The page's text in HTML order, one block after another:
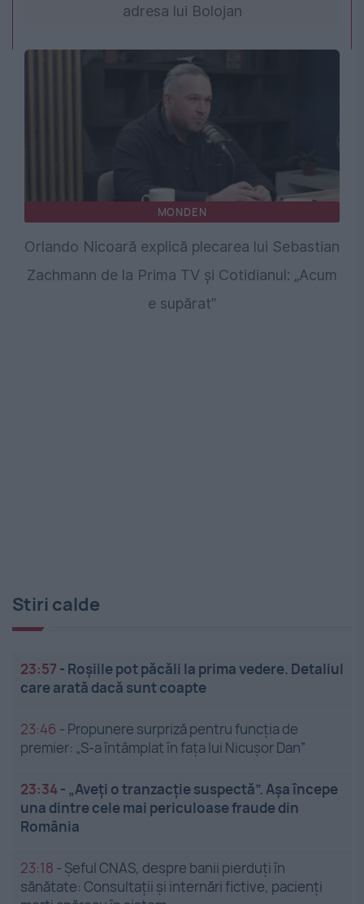
adresa lui Bolojan
MONDEN
Orlando Nicoară explică plecarea lui Sebastian
Zachmann de la Prima TV și Cotidianul: „Acum
e supărat”
Stiri calde
23:57 - Roșiile pot păcăli la prima vedere. Detaliul
care arată dacă sunt coapte
23:46 - Propunere surpriză pentru funcția de
premier: „S-a întâmplat în fața lui Nicușor Dan”
23:34- „Aveți o tranzacție suspectă”. Așa începe
una dintre cele mai periculoase fraude din
România
23:18 - Șeful CNAS, despre banii pierduți în
sănătate: Consultații și internări fictive, pacienți